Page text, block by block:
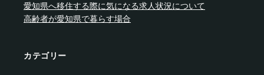
愛知県へ移住する際に気になる求人状況について
高齢者が愛知県で暮らす場合
カテゴリー